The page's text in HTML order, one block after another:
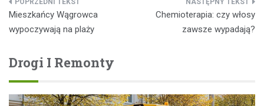
Nawigacja
wpisu
Mieszkańcy Wągrowca
wypoczywają na plaży
Chemioterapia: czy włosy
zawsze wypadają?
Drogi I Remonty